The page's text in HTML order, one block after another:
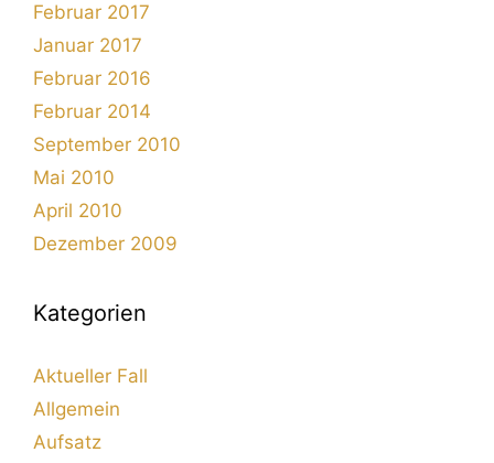
Februar 2017
Januar 2017
Februar 2016
Februar 2014
September 2010
Mai 2010
April 2010
Dezember 2009
Kategorien
Aktueller Fall
Allgemein
Aufsatz